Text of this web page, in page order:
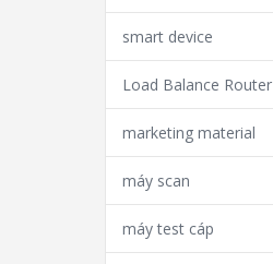
smart device
Load Balance Router
marketing material
máy scan
máy test cáp